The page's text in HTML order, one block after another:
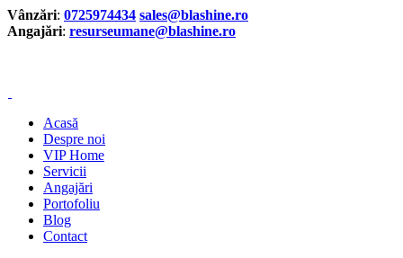
Vânzări: 0725974434 sales@blashine.ro
Angajări: resurseumane@blashine.ro
Acasă
Despre noi
VIP Home
Servicii
Angajări
Portofoliu
Blog
Contact